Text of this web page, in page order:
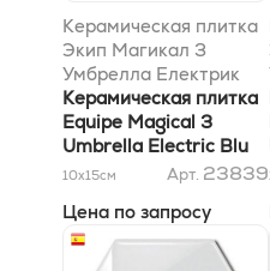
Керамическая плитка
Экип Магикал 3
Умбрелла Електрик
Блу 10,8x12,4
Керамическая плитка
Equipe Magical 3
Umbrella Electric Blu
10,8x12,4
10x15см Арт. 23839
Цена по запросу